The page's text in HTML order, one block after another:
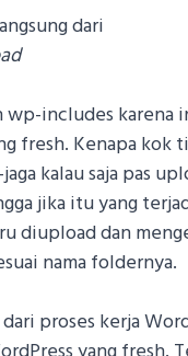
dari
includes karena
fresh. Kenapa kok
kalau saja pas
jika itu yang
diupload dan
nama foldernya.
proses kerja